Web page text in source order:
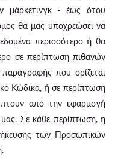
μάρκετινγκ - έως ότου
θα μας υποχρεώσει να
περισσότερο ή θα
σε περίπτωση πιθανών
που ορίζεται
Κώδικα, ή σε περίπτωση
από την εφαρμογή
Σε κάθε περίπτωση, η
των Προσωπικών